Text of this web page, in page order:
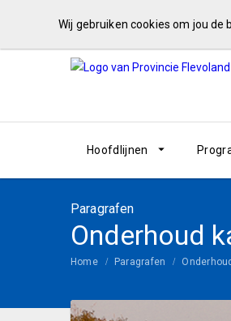
Wij gebruiken cookies om jou
Hoofdlijnen
Paragrafen
Onderhoud
Home Paragrafen